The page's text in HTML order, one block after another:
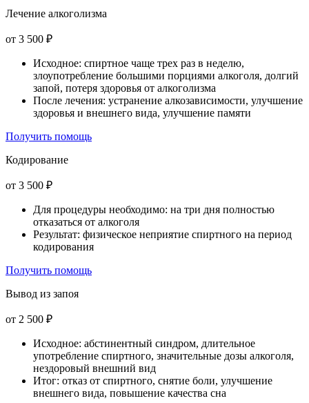
Лечение алкоголизма
от 3 500 ₽
Исходное: спиртное чаще трех раз в неделю,
злоупотребление большими порциями алкоголя, долгий
запой, потеря здоровья от алкоголизма
После лечения: устранение алкозависимости, улучшение
здоровья и внешнего вида, улучшение памяти
Получить помощь
Кодирование
от 3 500 ₽
Для процедуры необходимо: на три дня полностью
отказаться от алкоголя
Результат: физическое неприятие спиртного на период
кодирования
Получить помощь
Вывод из запоя
от 2 500 ₽
Исходное: абстинентный синдром, длительное
употребление спиртного, значительные дозы алкоголя,
нездоровый внешний вид
Итог: отказ от спиртного, снятие боли, улучшение
внешнего вида, повышение качества сна